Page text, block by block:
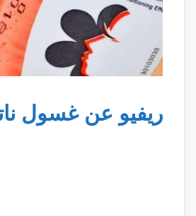
ريفيو عن غسول